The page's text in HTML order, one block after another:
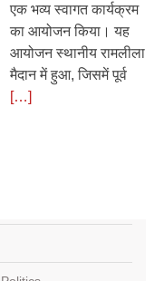
एक भव्य स्वागत कार्यक्रम
का आयोजन किया। यह
आयोजन स्थानीय रामलीला
मैदान में हुआ, जिसमें पूर्व
[…]